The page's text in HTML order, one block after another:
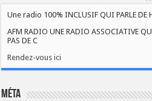
Une radio 100% INCLUSIF QUI PARLE DE
AFM RADIO UNE RADIO ASSOCIATIVE
PAS DE C
Rendez-vous ici
Méta